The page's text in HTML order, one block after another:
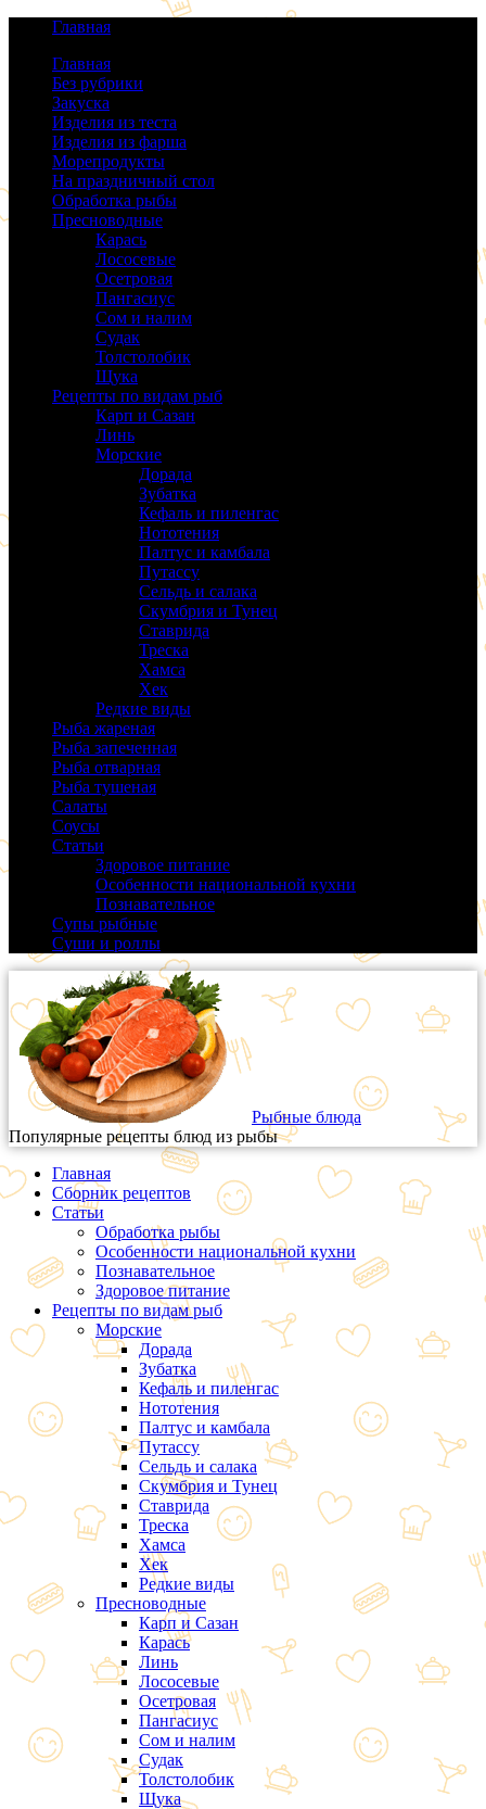
Главная
Главная
Без рубрики
Закуска
Изделия из теста
Изделия из фарша
Морепродукты
На праздничный стол
Обработка рыбы
Пресноводные
Карась
Лососевые
Осетровая
Пангасиус
Сом и налим
Судак
Толстолобик
Щука
Рецепты по видам рыб
Карп и Сазан
Линь
Морские
Дорада
Зубатка
Кефаль и пиленгас
Нототения
Палтус и камбала
Путассу
Сельдь и салака
Скумбрия и Тунец
Ставрида
Треска
Хамса
Хек
Редкие виды
Рыба жареная
Рыба запеченная
Рыба отварная
Рыба тушеная
Салаты
Соусы
Статьи
Здоровое питание
Особенности национальной кухни
Познавательное
Супы рыбные
Суши и роллы
Рыбные блюда
Популярные рецепты блюд из рыбы
Главная
Сборник рецептов
Статьи
Обработка рыбы
Особенности национальной кухни
Познавательное
Здоровое питание
Рецепты по видам рыб
Морские
Дорада
Зубатка
Кефаль и пиленгас
Нототения
Палтус и камбала
Путассу
Сельдь и салака
Скумбрия и Тунец
Ставрида
Треска
Хамса
Хек
Редкие виды
Пресноводные
Карп и Сазан
Карась
Линь
Лососевые
Осетровая
Пангасиус
Сом и налим
Судак
Толстолобик
Щука